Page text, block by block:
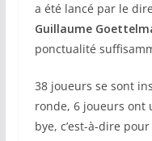
a été lancé par le
Guillaume
ponctualité
38 joueurs se sont
ronde, 6 joueurs ont
bye, c’est-à-dire